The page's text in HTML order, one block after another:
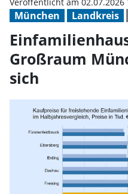
München Landkreis
Großraum
sich